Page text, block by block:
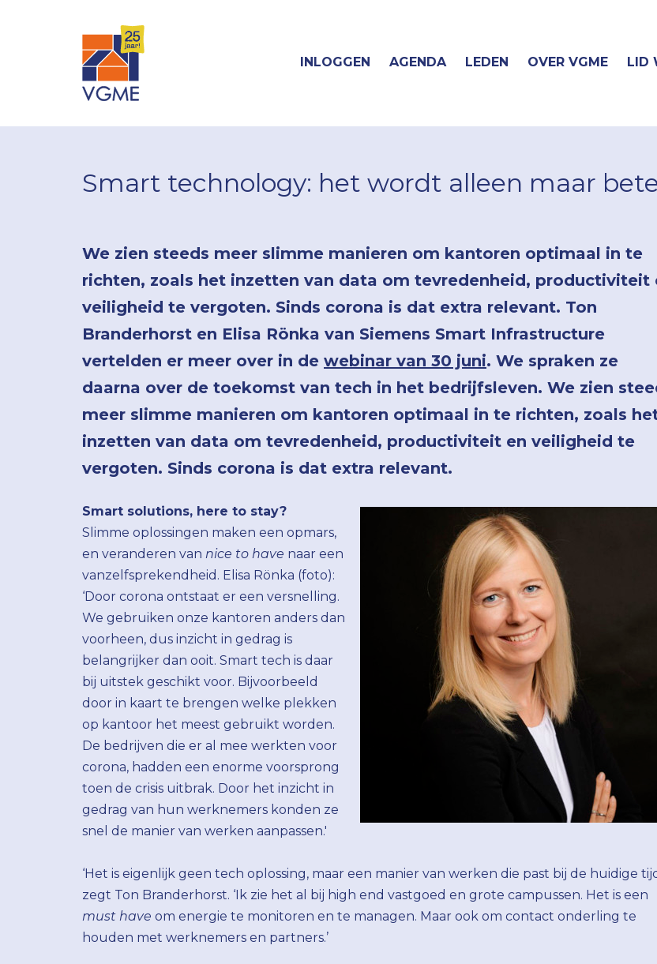
INLOGGEN AGENDA LEDEN OVER VGME LID
Smart technology: het wordt alleen maar
We zien steeds meer slimme manieren om kantoren optimaal in te
richten, zoals het inzetten van data om tevredenheid, productiviteit
veiligheid te vergoten. Sinds corona is dat extra relevant. Ton
Branderhorst en Elisa Rönka van Siemens Smart Infrastructure
vertelden er meer over in de webinar van 30 juni. We spraken ze
daarna over de toekomst van tech in het bedrijfsleven. We zien
meer slimme manieren om kantoren optimaal in te richten, zoals
inzetten van data om tevredenheid, productiviteit en veiligheid te
vergoten. Sinds corona is dat extra relevant.
Smart solutions, here to stay?
Slimme oplossingen maken een opmars,
en veranderen van nice to have naar een
vanzelfsprekendheid. Elisa Rönka (foto):
‘Door corona ontstaat er een versnelling.
We gebruiken onze kantoren anders dan
voorheen, dus inzicht in gedrag is
belangrijker dan ooit. Smart tech is daar
bij uitstek geschikt voor. Bijvoorbeeld
door in kaart te brengen welke plekken
op kantoor het meest gebruikt worden.
De bedrijven die er al mee werkten voor
corona, hadden een enorme voorsprong
toen de crisis uitbrak. Door het inzicht in
gedrag van hun werknemers konden ze
snel de manier van werken aanpassen.'
‘Het is eigenlijk geen tech oplossing, maar een manier van werken die past bij de huidige
zegt Ton Branderhorst. ‘Ik zie het al bij high end vastgoed en grote campussen. Het is een
must have om energie te monitoren en te managen. Maar ook om contact onderling te
houden met werknemers en partners.’